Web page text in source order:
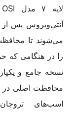
آنتی‌ویروس پس
را در هنگامی که
نسخه جامع و